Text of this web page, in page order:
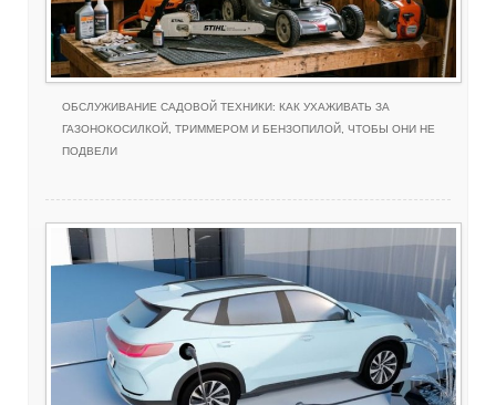
ОБСЛУЖИВАНИЕ САДОВОЙ ТЕХНИКИ: КАК УХАЖИВАТЬ ЗА
ГАЗОНОКОСИЛКОЙ, ТРИММЕРОМ И БЕНЗОПИЛОЙ, ЧТОБЫ ОНИ НЕ
ПОДВЕЛИ